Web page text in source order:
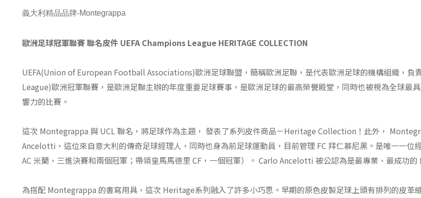
義大利精品品牌-Montegrappa
歐洲足球冠軍聯賽 聯名皮件 UEFA Champions League HERITAGE COLLECTION
UEFA(Union of European Football Associations)歐洲足球聯盟，簡稱歐洲足聯，是代表歐洲足球的機構組織，負
League)歐洲冠軍聯賽，是歐洲足聯主辦的年度重要足球賽事，是歐洲足球的最高榮譽殿堂，同時也被視為全球最
響力的比賽。
這次 Montegrappa 與 UCL 聯名，將足球作為主題， 發表了系列皮件商品－Heritage Collection！此外，
Ancelotti，這位來自意大利的傳奇足球經理人，同時也身為前足球運動員，目前管理 FC 拜仁慕尼黑。是唯一一位
AC 米蘭，三進決賽和兩個冠軍；帶領皇馬馬德里 CF，一個冠軍）。 Carlo Ancelotti 被公認為是最專業、最成功的
為搭配 Montegrappa 的書寫用具，這次 Heritage系列融入了許多小巧思。早期的原色皮製足球上頭有排列的皮